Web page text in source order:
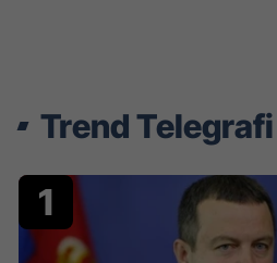
Trend Telegrafi